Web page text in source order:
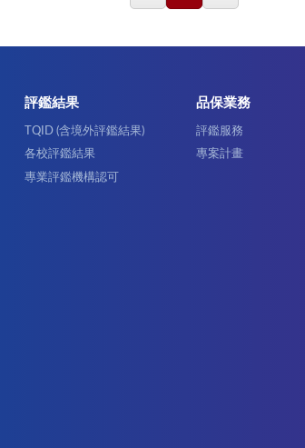
評鑑結果
TQID (含境外評鑑結果)
各校評鑑結果
專業評鑑機構認可
品保業務
評鑑服務
專案計畫